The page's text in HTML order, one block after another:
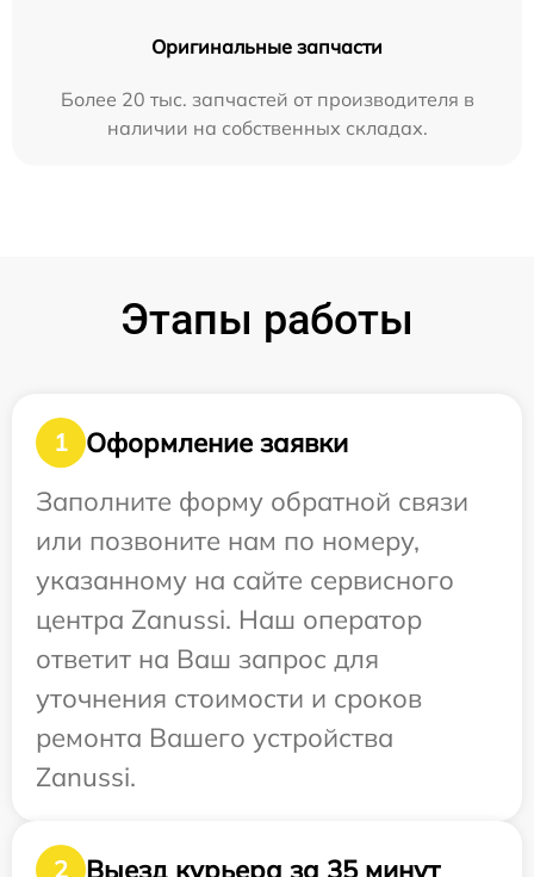
Оригинальные запчасти
Более 20 тыс. запчастей от производителя в
наличии на собственных складах.
Этапы работы
1
Оформление заявки
Заполните форму обратной связи
или позвоните нам по номеру,
указанному на сайте сервисного
центра Zanussi. Наш оператор
ответит на Ваш запрос для
уточнения стоимости и сроков
ремонта Вашего устройства
Zanussi.
2 Выезд курьера за 35 минут